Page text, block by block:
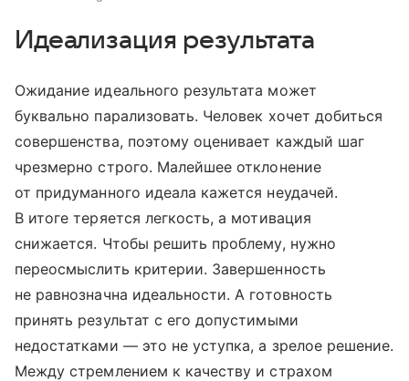
Идеализация результата
Ожидание идеального результата может
буквально парализовать. Человек хочет добиться
совершенства, поэтому оценивает каждый шаг
чрезмерно строго. Малейшее отклонение
от придуманного идеала кажется неудачей.
В итоге теряется легкость, а мотивация
снижается. Чтобы решить проблему, нужно
переосмыслить критерии. Завершенность
не равнозначна идеальности. А готовность
принять результат с его допустимыми
недостатками — это не уступка, а зрелое решение.
Между стремлением к качеству и страхом